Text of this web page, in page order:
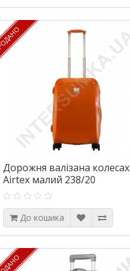
Дорожня валізана колесах
Airtex малий 238/20
помаранчевий (33 літра)
До кошика